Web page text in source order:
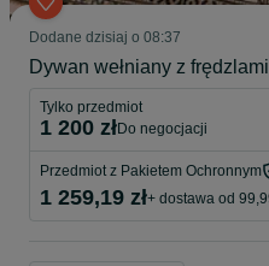
Dodane dzisiaj o 08:37
Dywan wełniany z
Tylko przedmiot
1 200 zł do negocjacji
Przedmiot z Pakietem Ochronnym
1 259,19 zł+ dostawa od